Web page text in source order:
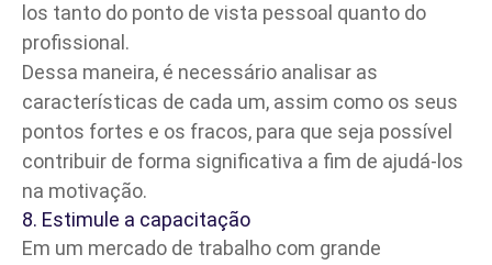
los tanto do ponto de vista pessoal quanto do
profissional.
Dessa maneira, é necessário analisar as
características de cada um, assim como os seus
pontos fortes e os fracos, para que seja possível
contribuir de forma significativa a fim de ajudá-los
na motivação.
8. Estimule a capacitação
Em um mercado de trabalho com grande